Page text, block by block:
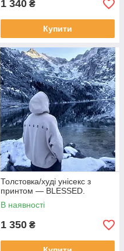
1 340 ₴
Купити
Толстовка/худі унісекс з
принтом — BLESSED.
В наявності
1 350 ₴